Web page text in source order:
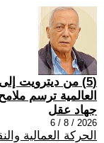
(5) من ديترويت
العالمية ترسم
جهاد عقل
2026 / 8 / 6
الحركة العمالية